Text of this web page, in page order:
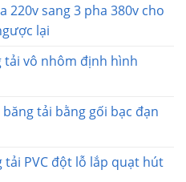
220v sang 3 pha 380v cho
lại
tải vô nhôm định hình
tải bằng gối bạc đạn
tải PVC đột lỗ lắp quạt hút